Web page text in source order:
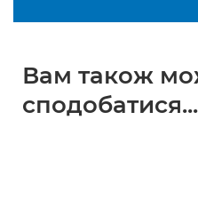
Вам також
сподобатися...